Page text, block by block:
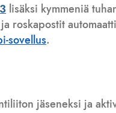
lisäksi kymmeniä
roskapostit
sovellus.
jäseneksi ja